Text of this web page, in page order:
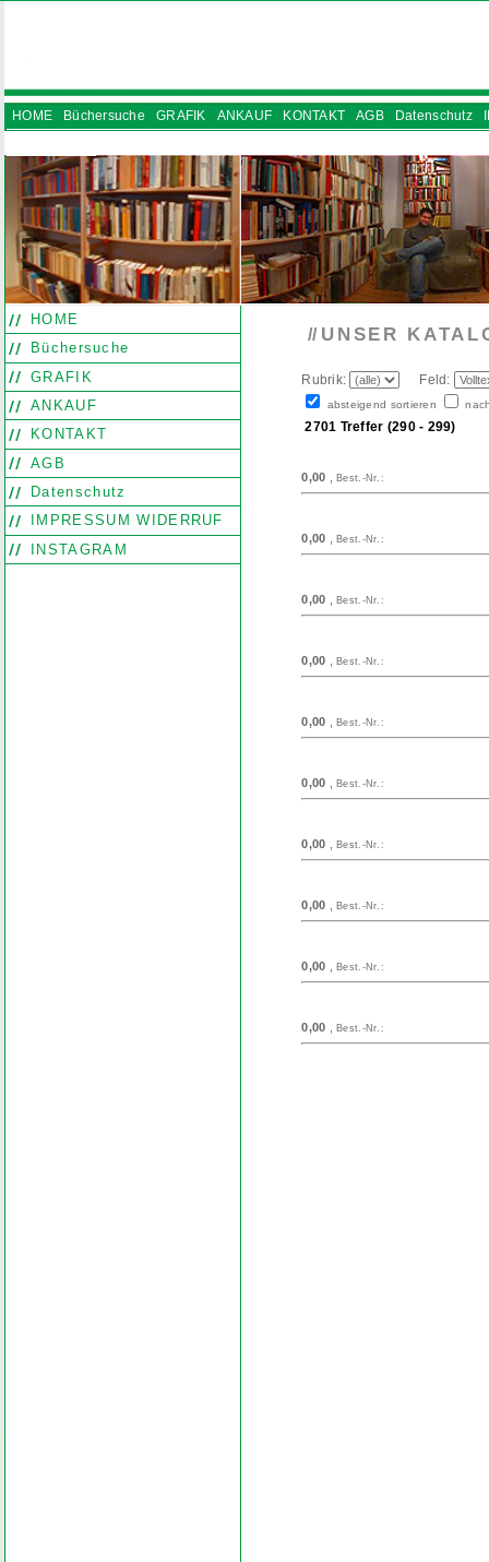
HOME Büchersuche GRAFIK ANKAUF KONTAKT AGB Datenschutz
HOME
Büchersuche
GRAFIK
ANKAUF
KONTAKT
AGB
Datenschutz
IMPRESSUM WIDERRUF
INSTAGRAM
// UNSER
Rubrik: Feld:
absteigend sortieren
2701 Treffer (290 - 299)
0,00 ,Best.-Nr.:
0,00 ,Best.-Nr.:
0,00 ,Best.-Nr.:
0,00 ,Best.-Nr.:
0,00 ,Best.-Nr.:
0,00 ,Best.-Nr.:
0,00 ,Best.-Nr.:
0,00 ,Best.-Nr.:
0,00 ,Best.-Nr.:
0,00 ,Best.-Nr.: